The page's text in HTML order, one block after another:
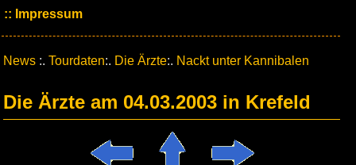
Impressum
News :. Tourdaten:. Die Ärzte:. Nackt unter Kannibalen
Die Ärzte am 04.03.2003 in Krefeld